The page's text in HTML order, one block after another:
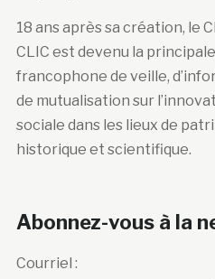
18 ans après sa création, le
CLIC est devenu la
francophone de veille,
de mutualisation sur
sociale dans les lieux de
historique et scientifique.
Abonnez-vous à la
Courriel :